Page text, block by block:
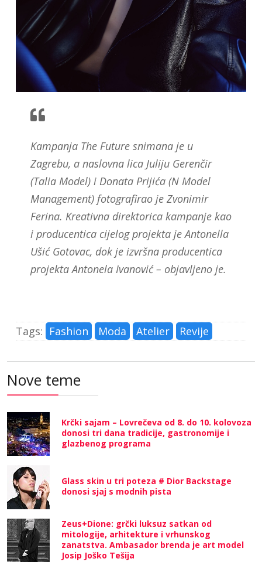
Kampanja The Future snimana je u
Zagrebu, a naslovna lica Juliju Gerenčir
(Talia Model) i Donata Prijića (N Model
Management) fotografirao je Zvonimir
Ferina. Kreativna direktorica kampanje kao
i producentica cijelog projekta je Antonella
Ušić Gotovac, dok je izvršna producentica
projekta Antonela Ivanović – objavljeno je.
Tags: Fashion Moda Atelier Revije
Nove teme
Krčki sajam – Lovrečeva od 8. do 10. kolovoza
donosi tri dana tradicije, gastronomije i
glazbenog programa
Glass skin u tri poteza # Dior Backstage
donosi sjaj s modnih pista
Zeus+Dione: grčki luksuz satkan od
mitologije, arhitekture i vrhunskog
zanatstva. Ambasador brenda je art model
Josip Joško Tešija